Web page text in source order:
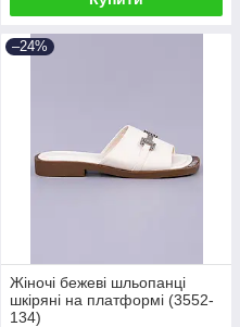
–24%
Жіночі бежеві шльопанці
шкіряні на платформі (3552-
134)